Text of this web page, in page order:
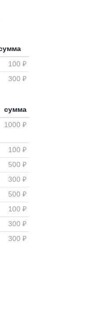
100 ₽
300 ₽
сумма
1000 ₽
100 ₽
500 ₽
300 ₽
500 ₽
100 ₽
300 ₽
300 ₽